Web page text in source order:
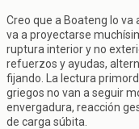
Creo que a Boateng lo va
va a proyectarse
ruptura interior y no
refuerzos y ayudas,
fijando. La lectura
griegos no van a seguir
envergadura, reacción
de carga súbita.